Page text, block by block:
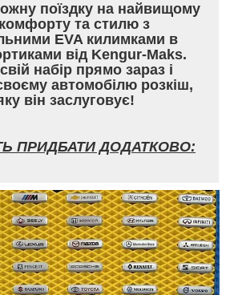
поїздку на найвищому
комфорту та стилю з
EVA килимками в
від Kengur-Maks.
набір прямо зараз і
автомобілю розкіш,
він заслуговує!
ПРИДБАТИ ДОДАТКОВО: